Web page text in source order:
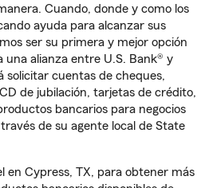
Cuando, donde y como los
ayuda para alcanzar sus
ser su primera y mejor opción
una alianza entre U.S. Bank® y
solicitar cuentas de cheques,
de jubilación, tarjetas de crédito,
bancarios para negocios
de su agente local de State
en Cypress, TX, para obtener más